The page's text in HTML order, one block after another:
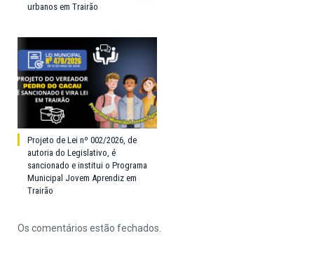
urbanos em Trairão
Projeto de Lei nº 002/2026, de
autoria do Legislativo, é
sancionado e institui o Programa
Municipal Jovem Aprendiz em
Trairão
Os comentários estão fechados.